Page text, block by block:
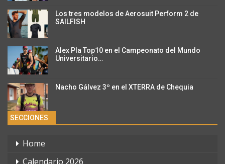
Los tres modelos de Aerosuit Perform 2 de
SAILFISH
Alex Pla Top10 en el Campeonato del Mundo
Universitario…
Nacho Gálvez 3º en el XTERRA de Chequia
SECCIONES
Home
Calendario 2026